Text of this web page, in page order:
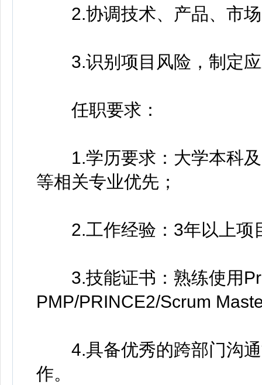
2.协调技术、产品、市场
3.识别项目风险，制定应
任职要求：
1.学历要求：大学本科及
等相关专业优先；
2.工作经验：3年以上项
3.技能证书：熟练使用
PMP/PRINCE2/Scrum
4.具备优秀的跨部门沟通
作。